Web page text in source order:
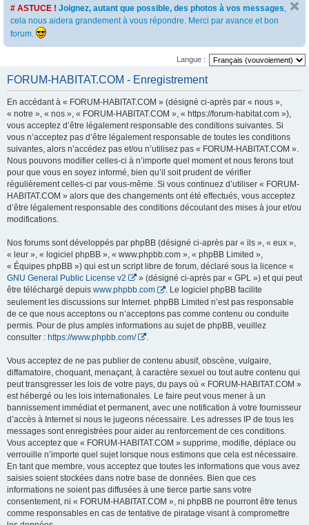
# ASTUCE ! Joignez, autant que possible, des photos à vos messages,
cela nous aidera grandement à vous répondre. Merci par avance et bon
forum.
Langue :
FORUM-HABITAT.COM - Enregistrement
En accédant à « FORUM-HABITAT.COM » (désigné ci-après par « nous »,
« notre », « nos », « FORUM-HABITAT.COM », « https://forum-habitat.com »),
vous acceptez d’être légalement responsable des conditions suivantes. Si
vous n’acceptez pas d’être légalement responsable de toutes les conditions
suivantes, alors n’accédez pas et/ou n’utilisez pas « FORUM-HABITAT.COM ».
Nous pouvons modifier celles-ci à n’importe quel moment et nous ferons tout
pour que vous en soyez informé, bien qu’il soit prudent de vérifier
régulièrement celles-ci par vous-même. Si vous continuez d’utiliser « FORUM-
HABITAT.COM » alors que des changements ont été effectués, vous acceptez
d’être légalement responsable des conditions découlant des mises à jour et/ou
modifications.
Nos forums sont développés par phpBB (désigné ci-après par « ils », « eux »,
« leur », « logiciel phpBB », « www.phpbb.com », « phpBB Limited »,
« Équipes phpBB ») qui est un script libre de forum, déclaré sous la licence «
GNU General Public License v2
» (désigné ci-après par « GPL ») et qui peut
être téléchargé depuis www.phpbb.com
. Le logiciel phpBB facilite
seulement les discussions sur Internet. phpBB Limited n’est pas responsable
de ce que nous acceptons ou n’acceptons pas comme contenu ou conduite
permis. Pour de plus amples informations au sujet de phpBB, veuillez
consulter : https://www.phpbb.com/
Vous acceptez de ne pas publier de contenu abusif, obscène, vulgaire,
diffamatoire, choquant, menaçant, à caractère sexuel ou tout autre contenu qui
peut transgresser les lois de votre pays, du pays où « FORUM-HABITAT.COM »
est hébergé ou les lois internationales. Le faire peut vous mener à un
bannissement immédiat et permanent, avec une notification à votre fournisseur
d’accès à Internet si nous le jugeons nécessaire. Les adresses IP de tous les
messages sont enregistrées pour aider au renforcement de ces conditions.
Vous acceptez que « FORUM-HABITAT.COM » supprime, modifie, déplace ou
verrouille n’importe quel sujet lorsque nous estimons que cela est nécessaire.
En tant que membre, vous acceptez que toutes les informations que vous avez
saisies soient stockées dans notre base de données. Bien que ces
informations ne soient pas diffusées à une tierce partie sans votre
consentement, ni « FORUM-HABITAT.COM », ni phpBB ne pourront être tenus
comme responsables en cas de tentative de piratage visant à compromettre